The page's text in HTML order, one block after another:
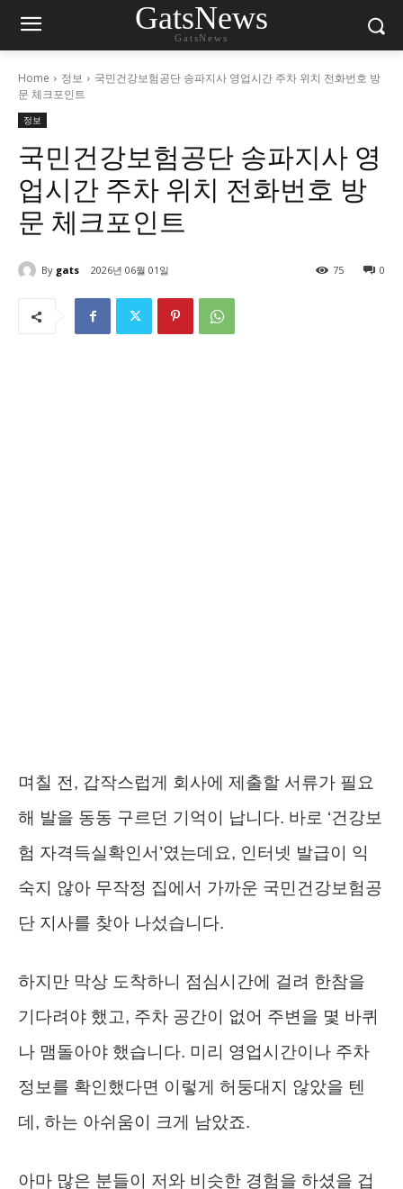
GatsNews
GatsNews
Home 정보
국민건강보험공단 송파지사 영업시간 주차 위치 전화번호 방
문 체크포인트
정보
국민건강보험공단 송파지사 영
업시간 주차 위치 전화번호 방
문 체크포인트
By gats 2026년 06월 01일 0
75
며칠 전, 갑작스럽게 회사에 제출할 서류가 필요
해 발을 동동 구르던 기억이 납니다. 바로 ‘건강보
험 자격득실확인서’였는데요, 인터넷 발급이 익
숙지 않아 무작정 집에서 가까운 국민건강보험공
단 지사를 찾아 나섰습니다.
하지만 막상 도착하니 점심시간에 걸려 한참을
기다려야 했고, 주차 공간이 없어 주변을 몇 바퀴
나 맴돌아야 했습니다. 미리 영업시간이나 주차
정보를 확인했다면 이렇게 허둥대지 않았을 텐
데, 하는 아쉬움이 크게 남았죠.
아마 많은 분들이 저와 비슷한 경험을 하셨을 겁